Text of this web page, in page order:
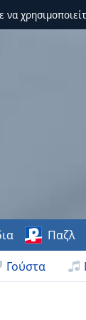
να
Γούστα
Παζλ